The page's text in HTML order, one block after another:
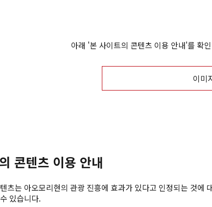
아래 '본 사이트의 콘텐츠 이용 안내'를 확
이미
콘텐츠 이용 안내
츠는 아오모리현의 관광 진흥에 효과가 있다고 인정되는 것
있습니다.